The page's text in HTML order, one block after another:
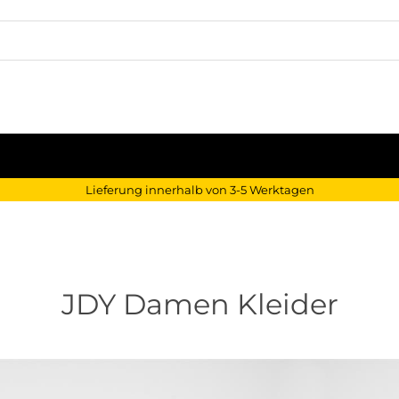
Lieferung innerhalb von 3-5 Werktagen
JDY Damen Kleider